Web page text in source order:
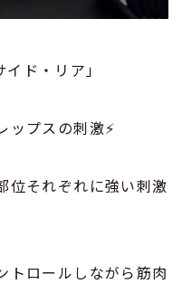
ド・リア」
プスの刺激⚡️
位それぞれに強い刺激
トロールしながら筋肉